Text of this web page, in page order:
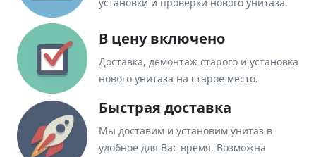
установки и проверки нового унитаза.
В цену включено
Доставка, демонтаж старого и установка
нового унитаза на старое место.
Быстрая доставка
Мы доставим и установим унитаз в
удобное для Вас время. Возможна